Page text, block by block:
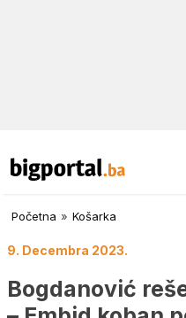
Početna » Košarka
9. Decembra 2023.
Bogdanović